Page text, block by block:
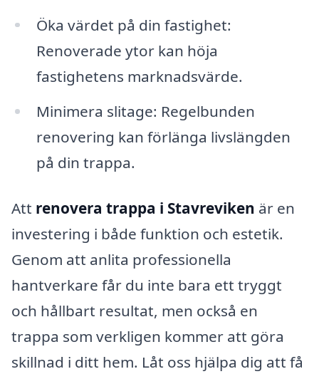
Öka värdet på din fastighet:
Renoverade ytor kan höja
fastighetens marknadsvärde.
Minimera slitage: Regelbunden
renovering kan förlänga livslängden
på din trappa.
Att renovera trappa i Stavreviken är en
investering i både funktion och estetik.
Genom att anlita professionella
hantverkare får du inte bara ett tryggt
och hållbart resultat, men också en
trappa som verkligen kommer att göra
skillnad i ditt hem. Låt oss hjälpa dig att få